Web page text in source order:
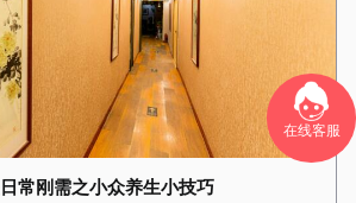
在线客服
常刚需之小众养生小技巧